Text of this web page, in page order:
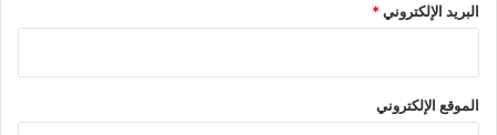
البريد الإلكتروني*
الموقع الإلكتروني